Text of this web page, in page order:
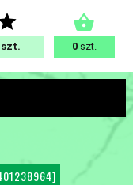
0 szt.